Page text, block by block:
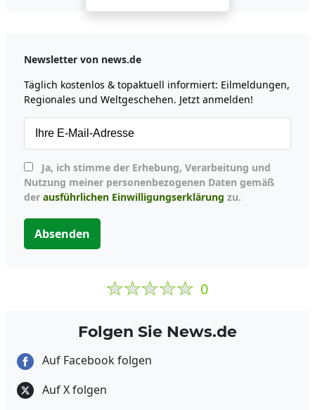
Newsletter von news.de
Täglich kostenlos & topaktuell informiert: Eilmeldungen,
Regionales und Weltgeschehen. Jetzt anmelden!
Nutzung meiner personenbezogenen Daten gemäß
der ausführlichen Einwilligungserklärung zu.
Absenden
0
Folgen Sie News.de
Auf Facebook folgen
Auf X folgen